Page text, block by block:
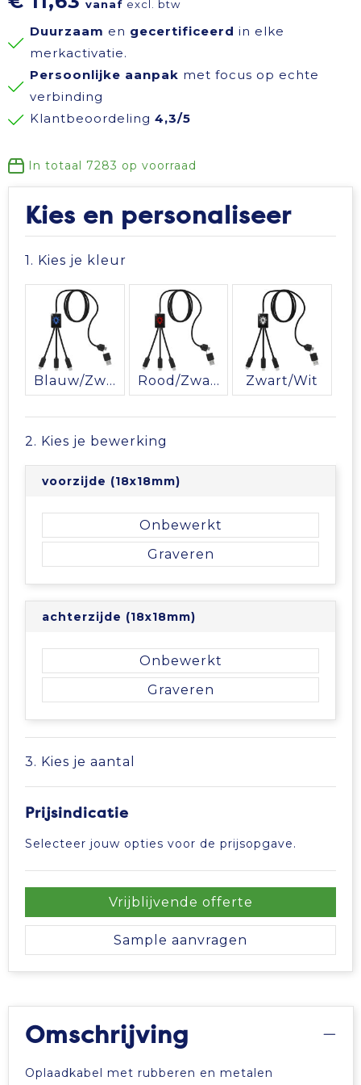
Sinterklaas
Spellen voor binnen en buiten
Veiligheid, Auto en Fiets
Vrije tijd en Strand
Regenkleding
Sweaters
Veiligheidssignalering en Verlichting
Veiligheidsvesten en Veiligheidshesjes
Gehoorbescherming
Koeltassen en Koelboxen
Laptop hoezen en tassen
Opbergtassen
Papieren tassen
Picknicktassen en manden
Reistassen
Reistassensets
Rugzakken
Schoudertassen
Strandtassen
Toilettassen
Waterbestendige tassen
Trolleys
vanaf excl. btw
Duurzaam en gecertificeerd in elke
merkactivatie.
Persoonlijke aanpak met focus op echte
verbinding
Klantbeoordeling 4,3/5
In totaal 7283 op voorraad
Kies en personaliseer
1. Kies je kleur
Blauw/Zwart Rood/Zwart Zwart/Wit
2. Kies je bewerking
voorzijde (18x18mm)
Onbewerkt
Graveren
achterzijde (18x18mm)
Onbewerkt
Graveren
3. Kies je aantal
Prijsindicatie
Selecteer jouw opties voor de prijsopgave.
Vrijblijvende offerte
Sample aanvragen
Omschrijving
Oplaadkabel met rubberen en metalen